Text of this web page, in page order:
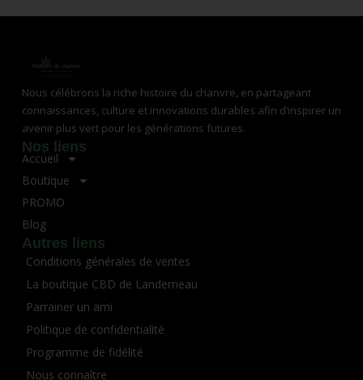
Nous célébrons la riche histoire du chanvre, en partageant
connaissances, culture et innovations durables afin d’inspirer un
avenir plus vert pour les générations futures.
Nos liens
Accueil
Boutique
PROMO
Blog
Autres liens
Conditions générales de ventes
La boutique CBD de Landerneau
Parrainer un ami
Politique de confidentialité
Programme de fidélité
Nous connaître